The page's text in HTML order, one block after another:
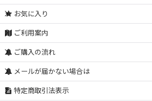
お気に入り
ご利用案内
ご購入の流れ
メールが届かない場合は
特定商取引法表示